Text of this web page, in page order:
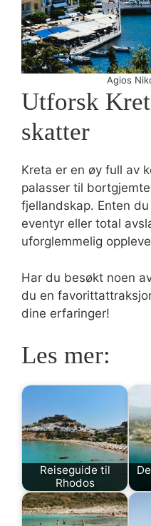
Agios
Utforsk
skatter
Kreta er en øy full av
palasser til
fjellandskap. Enten
eventyr eller total
uforglemmelig
Har du besøkt noen
du en
dine erfaringer!
Les mer:
Reiseguide til
Rhodos